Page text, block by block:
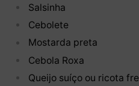
Salsinha
Cebolete
Mostarda preta
Cebola Roxa
Queijo suíço ou ricota